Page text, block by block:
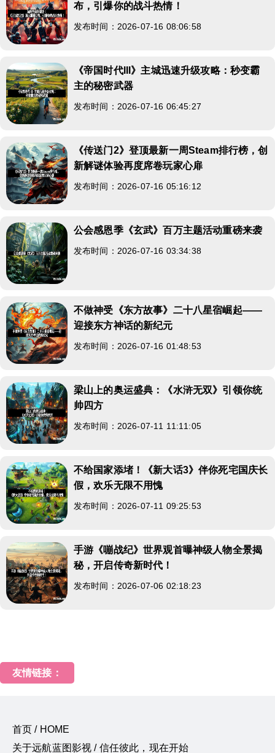
布，引爆你的战斗热情！
发布时间：2026-07-16 08:06:58
《帝国时代III》主城迅速升级攻略：秒变霸
主的秘密武器
发布时间：2026-07-16 06:45:27
《传送门2》登顶最新一周Steam排行榜，创
新解谜体验再度席卷玩家心扉
发布时间：2026-07-16 05:16:12
公会感恩季《玄武》百万主题活动重磅来袭
发布时间：2026-07-16 03:34:38
不做神受《东方故事》二十八星宿崛起——
迎接东方神话的新纪元
发布时间：2026-07-16 01:48:53
梁山上的奥运盛典：《水浒无双》引领你统
帅四方
发布时间：2026-07-11 11:11:05
不给国家添堵！《新大话3》伴你死宅国庆长
假，欢乐无限不用愧
发布时间：2026-07-11 09:25:53
手游《嘣战纪》世界观首曝神级人物全景揭
秘，开启传奇新时代！
发布时间：2026-07-06 02:18:23
友情链接：
首页 / HOME
关于远航蓝图影视 / 信任彼此，现在开始